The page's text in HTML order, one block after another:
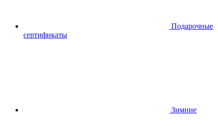
Подарочные
сертификаты
Зимние